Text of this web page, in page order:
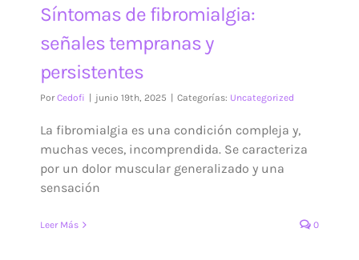
Síntomas de fibromialgia:
señales tempranas y
persistentes
PorCedofi junio 19th, 2025 Categorías: Uncategorized
La fibromialgia es una condición compleja y,
muchas veces, incomprendida. Se caracteriza
por un dolor muscular generalizado y una
sensación
Leer Más 0